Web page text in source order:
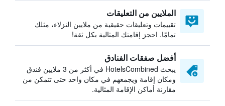
الملايين من التعليقات
تقييمات وتعليقات حقيقية من ملايين النزلاء، مثلك
تمامًا. احجز إقامتك المثالية بكل ثقة!
أفضل صفقات الفنادق
يبحث HotelsCombined في أكثر من 3 ملايين فندق
ومكان إقامة ويجمعهم في مكان واحد حتى تتمكن من
مقارنة أماكن الإقامة المثالية.